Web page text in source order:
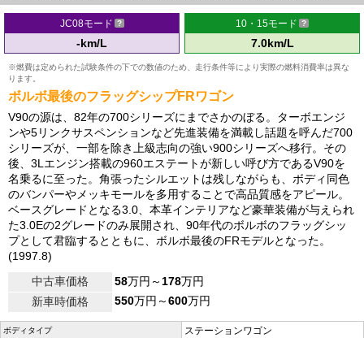
JC08モード
-km/L
10・15モード
7.0km/L
※燃費は定められた試験条件の下での数値のため、走行条件等により実際の燃料消費率は異な
ります。
ボルボ最後のフラッグシップFRワゴン
V90の源は、82年の700シリーズにまでさかのぼる。ターボエンジ
ンや5リンクサスペンションなど先進装備を満載し話題を呼んだ700
シリーズが、一部を除き上級志向の強い900シリーズへ移行。その
後、3Lエンジン搭載の960エステートが新しい呼び方であるV90を
名乗るに至った。角張ったシルエットは残しながらも、ボディ同色
のバンパーやメッキモールを多用することで高品質感をアピール。
ベースグレードとなる3.0、本革インテリアなど豪華装備が与えられ
た3.0Eの2グレードのみ展開され、90年代のボルボのフラッグシッ
プとして君臨するとともに、ボルボ最後のFRモデルとなった。
(1997.8)
中古車価格
58万円～178万円
新車時価格
550万円～600万円
ボディタイプ ステーションワゴン